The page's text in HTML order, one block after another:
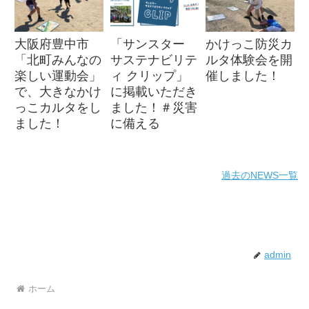
大阪府豊中市
「北町みんなの
楽しい運動会」
で、大きなかけ
っこカルタをし
ました！
「サンスター
サステナビリテ
ィ クリップ」
に掲載いただき
ました！＃災害
に備える
かけっこ防災カ
ルタ体験会を開
催しました！
過去のNEWS一覧
admin
ホーム